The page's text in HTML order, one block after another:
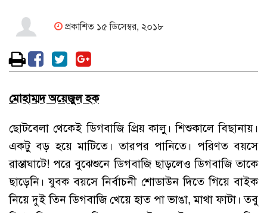
প্রকাশিত ১৫ ডিসেম্বর, ২০১৮
মোহাম্মদ অয়েজুল হক
ছোটবেলা থেকেই ডিগবাজি প্রিয় কালু। শিশুকালে বিছানায়।
একটু বড় হয়ে মাটিতে। তারপর পানিতে। পরিণত বয়সে
রাস্তাঘাটে! পরে বুঝেশুনে ডিগবাজি ছাড়লেও ডিগবাজি তাকে
ছাড়েনি। যুবক বয়সে নির্বাচনী শোডাউন দিতে গিয়ে বাইক
নিয়ে দুই তিন ডিগবাজি খেয়ে হাত পা ভাঙা, মাথা ফাটা। তবু